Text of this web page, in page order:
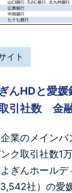
イト
んHDと愛
引社数 金
業のメインバ
ンク取引社数1
ぎんホール
社）の愛